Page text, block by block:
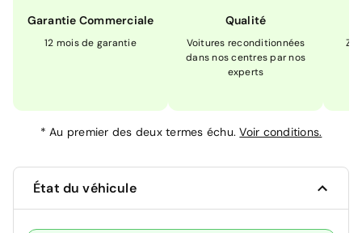
Garantie Commerciale
12 mois de garantie
Qualité
Voitures reconditionnées
dans nos centres par nos
experts
*Au premier des deux termes échu.Voir conditions.
État du véhicule